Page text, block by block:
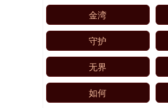
金湾
守护
无界
如何